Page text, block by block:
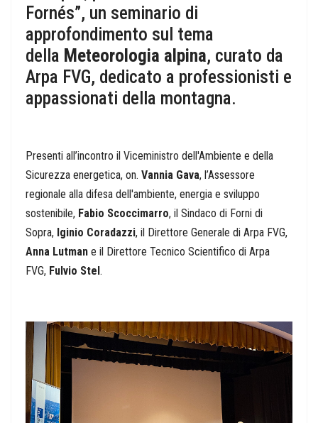
Fornés”, un seminario di
approfondimento sul tema
della Meteorologia alpina, curato da
Arpa FVG, dedicato a professionisti e
appassionati della montagna.
Presenti all’incontro il Viceministro dell'Ambiente e della
Sicurezza energetica, on. Vannia Gava, l’Assessore
regionale alla difesa dell'ambiente, energia e sviluppo
sostenibile, Fabio Scoccimarro, il Sindaco di Forni di
Sopra, Iginio Coradazzi, il Direttore Generale di Arpa FVG,
Anna Lutman e il Direttore Tecnico Scientifico di Arpa
FVG, Fulvio Stel.